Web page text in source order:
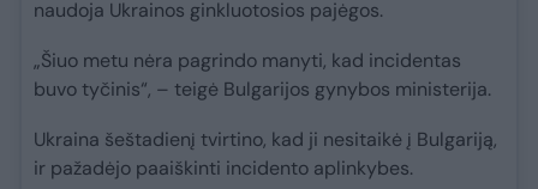
naudoja Ukrainos ginkluotosios pajėgos.
„Šiuo metu nėra pagrindo manyti, kad incidentas
buvo tyčinis“, – teigė Bulgarijos gynybos ministerija.
Ukraina šeštadienį tvirtino, kad ji nesitaikė į Bulgariją,
ir pažadėjo paaiškinti incidento aplinkybes.